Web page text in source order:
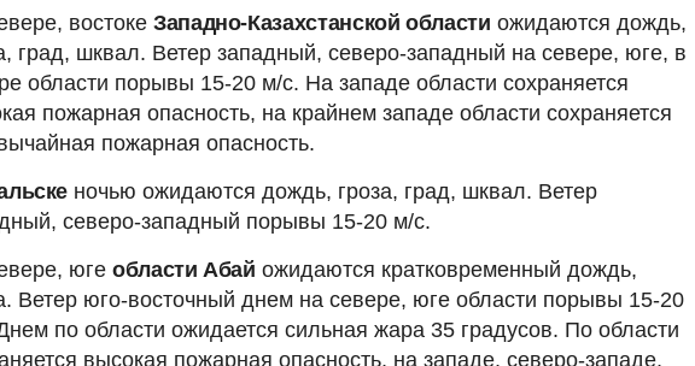
востоке Западно-Казахстанской области ожидаются дождь,
град, шквал. Ветер западный, северо-западный на севере, юге, в
области порывы 15-20 м/с. На западе области сохраняется
пожарная опасность, на крайнем западе области сохраняется
пожарная опасность.
ночью ожидаются дождь, гроза, град, шквал. Ветер
северо-западный порывы 15-20 м/с.
юге области Абай ожидаются кратковременный дождь,
Ветер юго-восточный днем на севере, юге области порывы 15-20
по области ожидается сильная жара 35 градусов. По области
высокая пожарная опасность, на западе, северо-западе,